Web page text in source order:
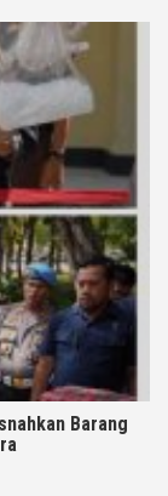
Barang